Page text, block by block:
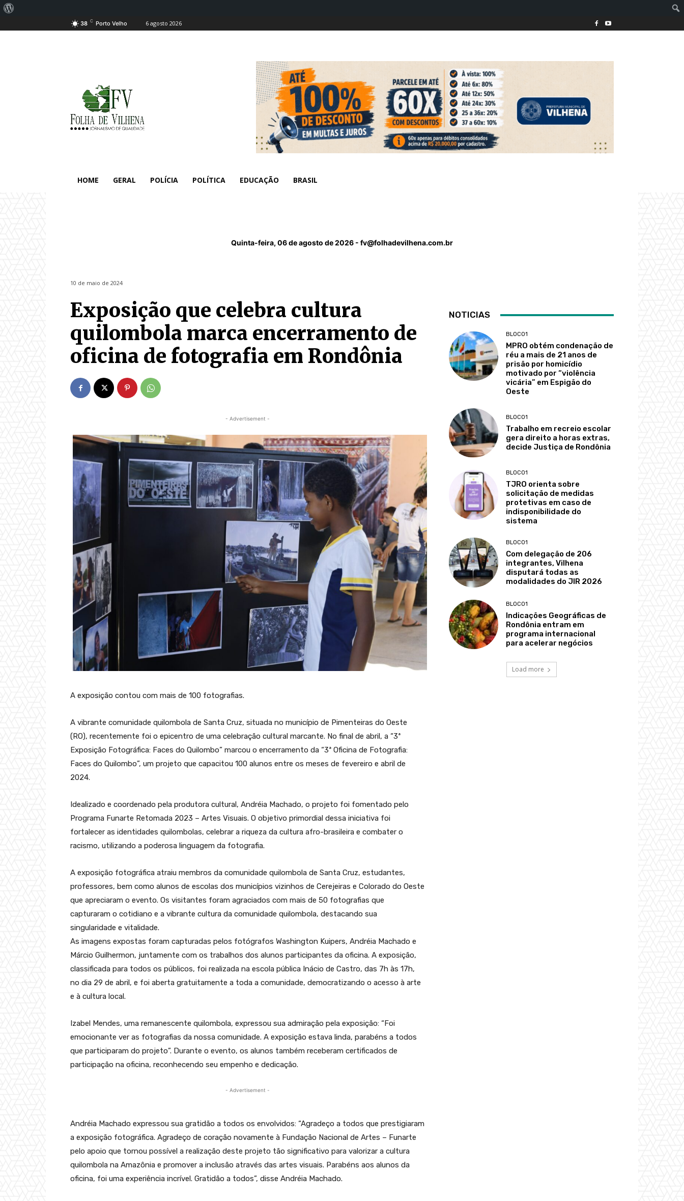
38 C Porto Velho 6 agosto 2026
HOME GERAL POLÍCIA POLÍTICA EDUCAÇÃO BRASIL
Quinta-feira, 06 de agosto de 2026 - fv@folhadevilhena.com.br
10 de maio de 2024
Exposição que celebra cultura
quilombola marca encerramento de
oficina de fotografia em Rondônia
- Advertisement -
A exposição contou com mais de 100 fotografias.
A vibrante comunidade quilombola de Santa Cruz, situada no município de Pimenteiras do Oeste
(RO), recentemente foi o epicentro de uma celebração cultural marcante. No final de abril, a “3ª
Exposição Fotográfica: Faces do Quilombo” marcou o encerramento da “3ª Oficina de Fotografia:
Faces do Quilombo”, um projeto que capacitou 100 alunos entre os meses de fevereiro e abril de
2024.
Idealizado e coordenado pela produtora cultural, Andréia Machado, o projeto foi fomentado pelo
Programa Funarte Retomada 2023 – Artes Visuais. O objetivo primordial dessa iniciativa foi
fortalecer as identidades quilombolas, celebrar a riqueza da cultura afro-brasileira e combater o
racismo, utilizando a poderosa linguagem da fotografia.
A exposição fotográfica atraiu membros da comunidade quilombola de Santa Cruz, estudantes,
professores, bem como alunos de escolas dos municípios vizinhos de Cerejeiras e Colorado do Oeste
que apreciaram o evento. Os visitantes foram agraciados com mais de 50 fotografias que
capturaram o cotidiano e a vibrante cultura da comunidade quilombola, destacando sua
singularidade e vitalidade.
As imagens expostas foram capturadas pelos fotógrafos Washington Kuipers, Andréia Machado e
Márcio Guilhermon, juntamente com os trabalhos dos alunos participantes da oficina. A exposição,
classificada para todos os públicos, foi realizada na escola pública Inácio de Castro, das 7h às 17h,
no dia 29 de abril, e foi aberta gratuitamente a toda a comunidade, democratizando o acesso à arte
e à cultura local.
Izabel Mendes, uma remanescente quilombola, expressou sua admiração pela exposição: “Foi
emocionante ver as fotografias da nossa comunidade. A exposição estava linda, parabéns a todos
que participaram do projeto”. Durante o evento, os alunos também receberam certificados de
participação na oficina, reconhecendo seu empenho e dedicação.
- Advertisement -
Andréia Machado expressou sua gratidão a todos os envolvidos: “Agradeço a todos que prestigiaram
a exposição fotográfica. Agradeço de coração novamente à Fundação Nacional de Artes – Funarte
pelo apoio que tornou possível a realização deste projeto tão significativo para valorizar a cultura
quilombola na Amazônia e promover a inclusão através das artes visuais. Parabéns aos alunos da
oficina, foi uma experiência incrível. Gratidão a todos”, disse Andréia Machado.
NOTICIAS
BLOCO1
MPRO obtém condenação de
réu a mais de 21 anos de
prisão por homicídio
motivado por “violência
vicária” em Espigão do
Oeste
BLOCO1
Trabalho em recreio escolar
gera direito a horas extras,
decide Justiça de Rondônia
BLOCO1
TJRO orienta sobre
solicitação de medidas
protetivas em caso de
indisponibilidade do
sistema
BLOCO1
Com delegação de 206
integrantes, Vilhena
disputará todas as
modalidades do JIR 2026
BLOCO1
Indicações Geográficas de
Rondônia entram em
programa internacional
para acelerar negócios
Load more